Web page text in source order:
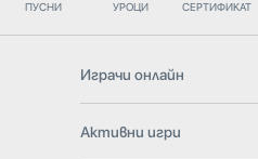
ПУСНИ УРОЦИ СЕРТИФИКАТ
Играчи онлайн
Активни игри